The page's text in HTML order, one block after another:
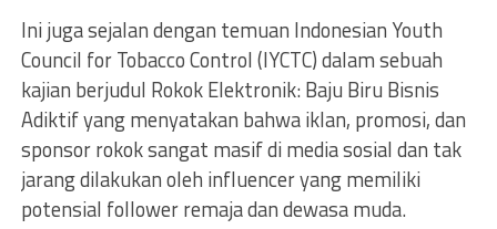
Ini juga sejalan dengan temuan Indonesian Youth
Council for Tobacco Control (IYCTC) dalam sebuah
kajian berjudul Rokok Elektronik: Baju Biru Bisnis
Adiktif yang menyatakan bahwa iklan, promosi, dan
sponsor rokok sangat masif di media sosial dan tak
jarang dilakukan oleh influencer yang memiliki
potensial follower remaja dan dewasa muda.